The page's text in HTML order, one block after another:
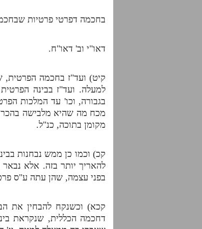
בחכמה דפרטי פרטיות
דאו"י וב' דאו"ח.
קיט) ועד"ז בחכמה
למעלה. ועד"ז בבינה
בגבורה, וכו' עד המלכות
מכח מה שהיא מלבישה
מקומן בתוכה, כנ"ל.
קכ) וכמו כן ממש נבחנות
להאריך יותר בזה. אלא
בפני עצמה, שהן עתה ע"ס
קכא) וכשנקח להבחין את
דחכמה הכללית, שנקראת